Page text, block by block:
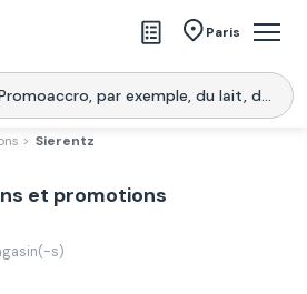
Paris
l'application
> Sierentz
et promotions
s)